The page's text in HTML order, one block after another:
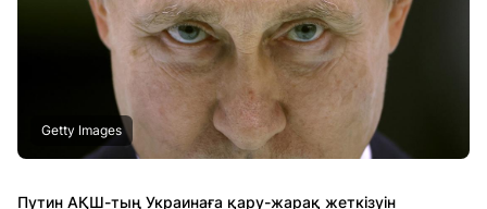
Getty Images
Путин АҚШ-тың Украинаға қару-жарақ жеткізуін